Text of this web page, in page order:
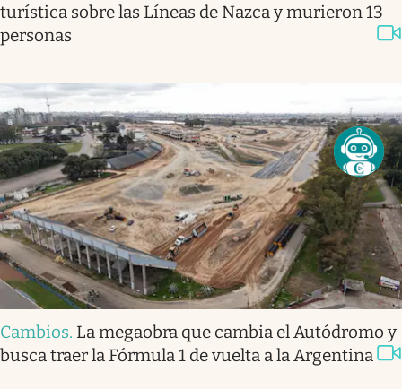
turística sobre las Líneas de Nazca y murieron 13
personas
Cambios. La megaobra que cambia el Autódromo y
busca traer la Fórmula 1 de vuelta a la Argentina